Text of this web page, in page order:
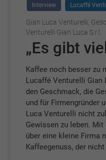
Interview Lucaffé
Gian Luca Venturelli,
Venturelli Gian Luca S.r.l.
„Es gibt
Kaffee noch besser zu
Lucaffé Venturelli Gian
den Geschmack, die
und für Firmengründer
Luca Venturelli nicht
Gewissen zu leben.
über eine kleine Firma
Kaffeegenuss, der